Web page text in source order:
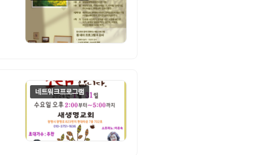
네트워크프로그램